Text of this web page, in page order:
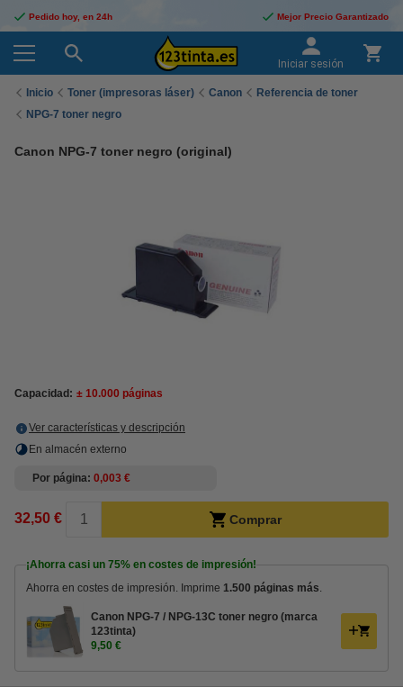
Pedido hoy, en 24h Mejor Precio Garantizado
Iniciar sesión
Inicio Toner (impresoras láser) Canon
Referencia de toner
NPG-7 toner negro
Canon NPG-7 toner negro (original)
Capacidad: ± 10.000 páginas
Ver características y descripción
En almacén externo
Por página 0,003 €
32,50 € Comprar
¡Ahorra casi un 75% en costes de impresión!
Ahorra en costes de impresión. Imprime 1.500 páginas más.
Canon NPG-7 / NPG-13C toner negro (marca
123tinta)
9,50 €